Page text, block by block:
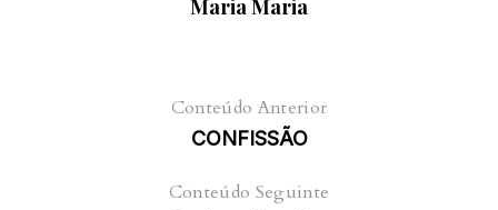
Maria Maria
Conteúdo Anterior
CONFISSÃO
Conteúdo Seguinte